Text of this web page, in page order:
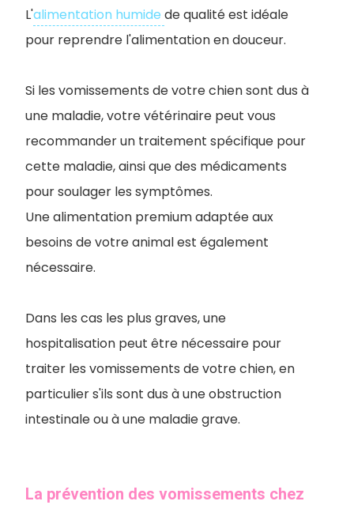
L'alimentation humide de qualité est idéale
pour reprendre l'alimentation en douceur.
Si les vomissements de votre chien sont dus à
une maladie, votre vétérinaire peut vous
recommander un traitement spécifique pour
cette maladie, ainsi que des médicaments
pour soulager les symptômes.
Une alimentation premium adaptée aux
besoins de votre animal est également
nécessaire.
Dans les cas les plus graves, une
hospitalisation peut être nécessaire pour
traiter les vomissements de votre chien, en
particulier s'ils sont dus à une obstruction
intestinale ou à une maladie grave.
La prévention des vomissements chez